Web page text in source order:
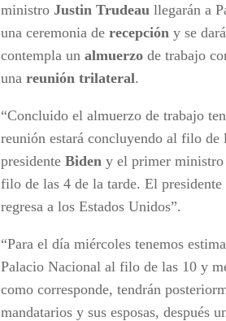
ministro Justin Trudeau llegarán a
una ceremonia de recepción y se
contempla un almuerzo de trabajo
una reunión trilateral.
“Concluido el almuerzo de trabajo
reunión estará concluyendo al filo
presidente Biden y el primer ministro
filo de las 4 de la tarde. El
regresa a los Estados Unidos”.
“Para el día miércoles tenemos
Palacio Nacional al filo de las 10 y
como corresponde, tendrán
mandatarios y sus esposas, después